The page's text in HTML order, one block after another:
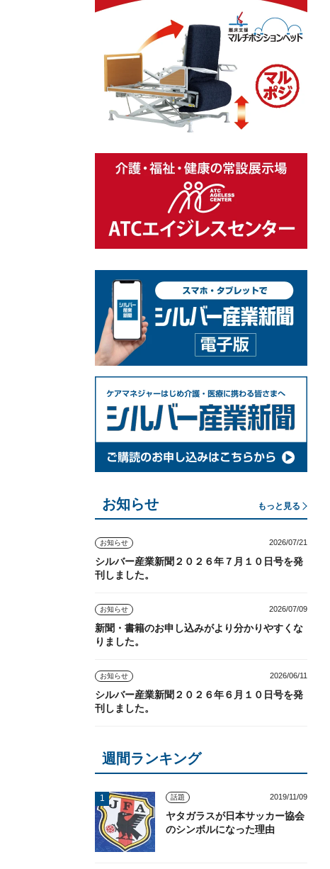
お知らせ もっと見る
お知らせ 2026/07/21
シルバー産業新聞２０２６年７月１０日号を発
刊しました。
お知らせ 2026/07/09
新聞・書籍のお申し込みがより分かりやすくな
りました。
お知らせ 2026/06/11
シルバー産業新聞２０２６年６月１０日号を発
刊しました。
週間ランキング
話題 2019/11/09
ヤタガラスが日本サッカー協会
のシンボルになった理由